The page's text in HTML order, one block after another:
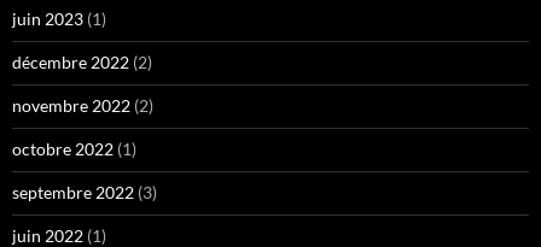
juin 2023 (1)
décembre 2022 (2)
novembre 2022 (2)
octobre 2022 (1)
septembre 2022 (3)
juin 2022 (1)